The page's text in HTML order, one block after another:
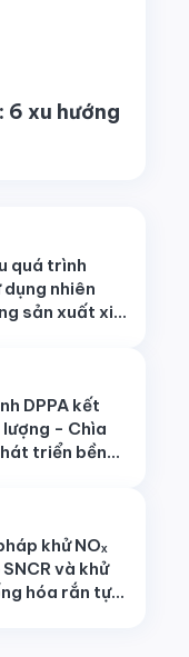
6 xu hướng
quá trình
nhiên
sản xuất xi
DPPA kết
lượng - Chìa
triển bền
khử NOₓ
và khử
hóa rắn tự